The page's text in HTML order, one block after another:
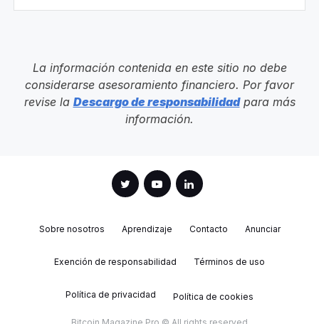
La información contenida en este sitio no debe
considerarse asesoramiento financiero. Por favor
revise la Descargo de responsabilidadpara más
información.
Sobre nosotros Aprendizaje Contacto Anunciar
Exención de responsabilidad Términos de uso
Política de privacidad Política de cookies